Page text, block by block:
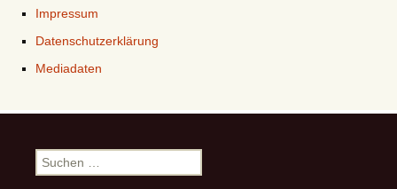
Impressum
Datenschutzerklärung
Mediadaten
Suchen
nach: